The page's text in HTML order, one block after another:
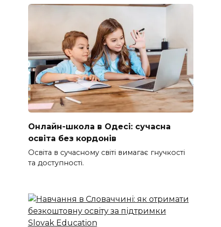
Онлайн-школа в Одесі: сучасна
освіта без кордонів
Освіта в сучасному світі вимагає гнучкості
та доступності.